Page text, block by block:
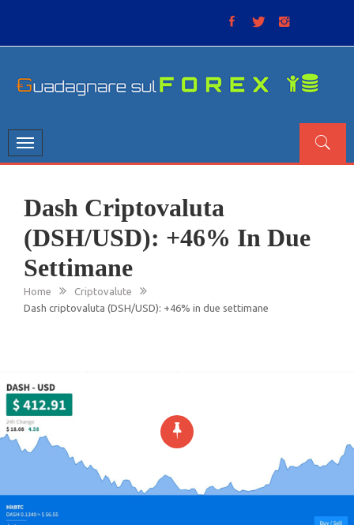
Toggle
navigation
Dash Criptovaluta
(DSH/USD): +46% In Due
Settimane
Home
Criptovalute
Dash criptovaluta (DSH/USD): +46% in due settimane